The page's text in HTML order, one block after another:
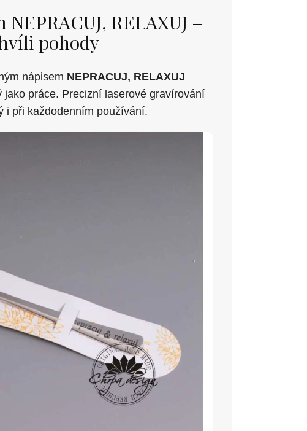
NEPRACUJ, RELAXUJ –
pohody
nápisem NEPRACUJ, RELAXUJ
práce. Precizní laserové gravírování
i při každodenním používání.